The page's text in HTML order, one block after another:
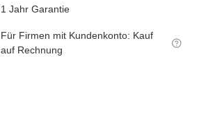
1 Jahr Garantie
Für Firmen mit Kundenkonto: Kauf
auf Rechnung